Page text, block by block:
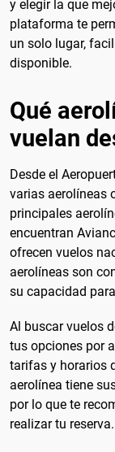
y elegir la que
plataforma te
un solo lugar,
disponible.
Qué
vuelan
Desde el
varias aerolíneas
principales
encuentran
ofrecen vuelos
aerolíneas son
su capacidad
Al buscar vuelos
tus opciones por
tarifas y horarios
aerolínea tiene
por lo que te
realizar tu reserva.